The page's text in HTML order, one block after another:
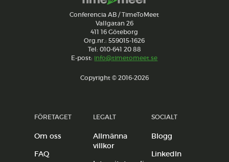
Conferencia AB / TimeToMeet
Vallgatan 26
411 16 Göteborg
Org.nr.: 559015-1626
Tel: 010-641 20 88
E-post: info@timetomeet.se
Copyright © 2016-2026
FÖRETAGET
Om oss
FAQ
LEGALT
Allmänna
villkor
SOCIALT
Blogg
LinkedIn